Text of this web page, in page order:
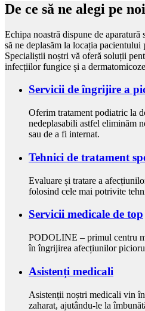
De ce să ne alegi pe noi
Echipa noastră dispune de aparatură
să ne deplasăm la locația
Specialiștii noștri vă oferă soluții
infecțiilor fungice și a
Servicii de îngrijire a
Oferim tratament podiatric la
nedeplasabili astfel eliminăm
sau de a fi internat.
Tehnici de tratament
Evaluare și tratare a
folosind cele mai potrivite
Servicii medicale de top
PODOLINE – primul centru
în îngrijirea afecțiunilor
Asistenți medicali
Asistenții noștri medicali vin
zaharat, ajutându-le la